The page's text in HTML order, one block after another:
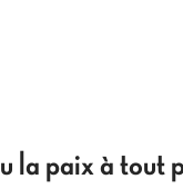
la paix à